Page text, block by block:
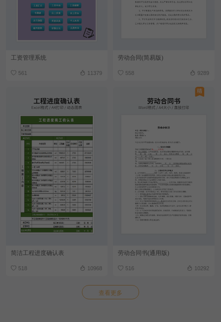
工资管理系统
561 11379
劳动合同(简易版)
558 9289
简洁工程进度确认表
518 10968
劳动合同书(通用版)
516 10292
查看更多